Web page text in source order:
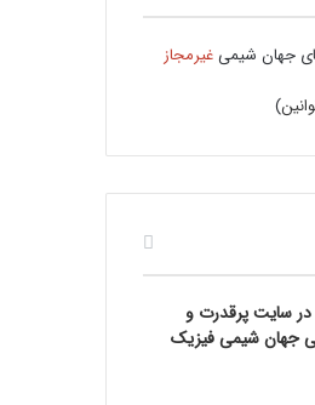
جهان شیمیغیرمجاز
)
در سایت پرقدرت و
شیمی فیزیک